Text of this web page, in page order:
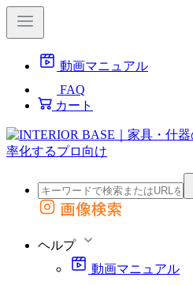
動画マニュアル
FAQ
カート
外部サイトの商品をカートに追加
画像検索
ヘルプ
動画マニュアル